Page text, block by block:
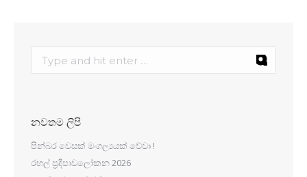
නවතම ලිපි
පින්බර වෙසක් මංගල්‍යයක් වේවා !
රහල් ප්‍රදීපාවලෝකන 2026